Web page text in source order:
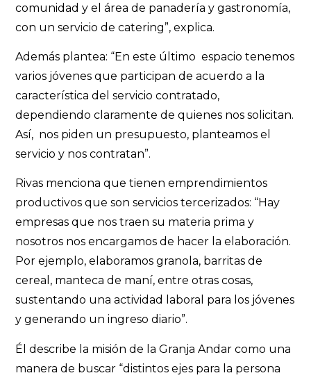
comunidad y el área de panadería y gastronomía,
con un servicio de catering”, explica.
Además plantea: “En este último espacio tenemos
varios jóvenes que participan de acuerdo a la
característica del servicio contratado,
dependiendo claramente de quienes nos solicitan.
Así, nos piden un presupuesto, planteamos el
servicio y nos contratan”.
Rivas menciona que tienen emprendimientos
productivos que son servicios tercerizados: “Hay
empresas que nos traen su materia prima y
nosotros nos encargamos de hacer la elaboración.
Por ejemplo, elaboramos granola, barritas de
cereal, manteca de maní, entre otras cosas,
sustentando una actividad laboral para los jóvenes
y generando un ingreso diario”.
Él describe la misión de la Granja Andar como una
manera de buscar “distintos ejes para la persona